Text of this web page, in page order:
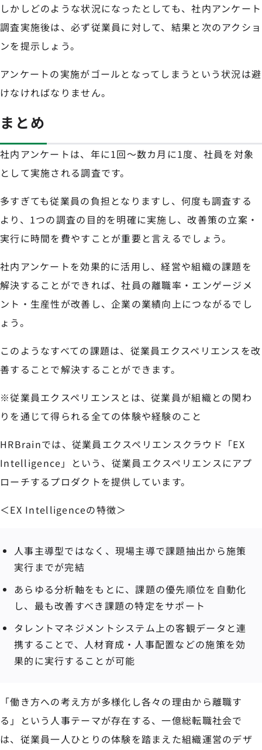
しかしどのような状況になったとしても、社内アンケート
調査実施後は、必ず従業員に対して、結果と次のアクショ
ンを提示しょう。
アンケートの実施がゴールとなってしまうという状況は避
けなければなりません。
まとめ
社内アンケートは、年に1回～数カ月に1度、社員を対象
として実施される調査です。
多すぎても従業員の負担となりますし、何度も調査する
より、1つの調査の目的を明確に実施し、改善策の立案・
実行に時間を費やすことが重要と言えるでしょう。
社内アンケートを効果的に活用し、経営や組織の課題を
解決することができれば、社員の離職率・エンゲージメ
ント・生産性が改善し、企業の業績向上につながるでし
ょう。
このようなすべての課題は、従業員エクスペリエンスを改
善することで解決することができます。
※従業員エクスペリエンスとは、従業員が組織との関わ
りを通じて得られる全ての体験や経験のこと
HRBrainでは、従業員エクスペリエンスクラウド「EX
Intelligence」という、従業員エクスペリエンスにアプ
ローチするプロダクトを提供しています。
＜EX Intelligenceの特徴＞
人事主導型ではなく、現場主導で課題抽出から施策
実行までが完結
あらゆる分析軸をもとに、課題の優先順位を自動化
し、最も改善すべき課題の特定をサポート
タレントマネジメントシステム上の客観データと連
携することで、人材育成・人事配置などの施策を効
果的に実行することが可能
「働き方への考え方が多様化し各々の理由から離職す
る」という人事テーマが存在する、一億総転職社会で
は、従業員一人ひとりの体験を踏まえた組織運営のデザ